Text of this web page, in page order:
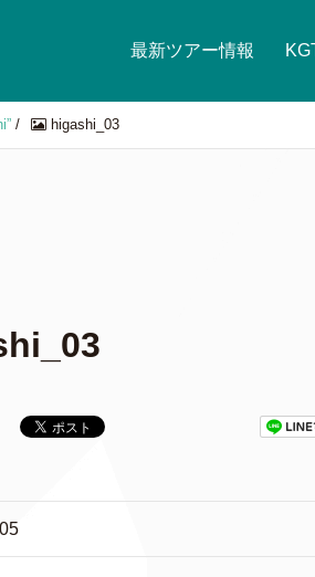
最新ツアー情報
/ higashi_03